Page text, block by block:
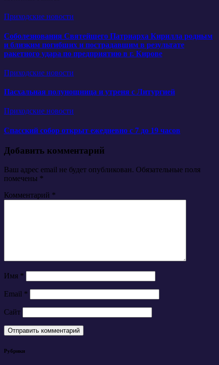
Приходские новости
Соболезнования Святейшего Патриарха Кирилла родным
и близким погибших и пострадавшим в результате
ракетного удара по предприятию в г. Кирове
Приходские новости
Пасхальная полунощница и утреня с Литургией
Приходские новости
Спасский собор открыт ежедневно с 7 до 19 часов
Добавить комментарий
Ваш адрес email не будет опубликован. Обязательные поля
помечены *
Комментарий *
Имя *
Email *
Сайт
Рубрики